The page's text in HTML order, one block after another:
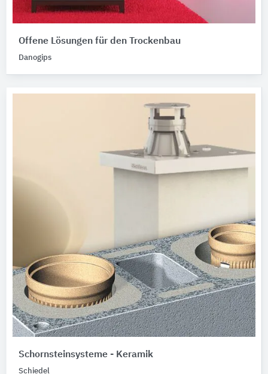
Offene Lösungen für den Trockenbau
Danogips
Schornsteinsysteme - Keramik
Schiedel